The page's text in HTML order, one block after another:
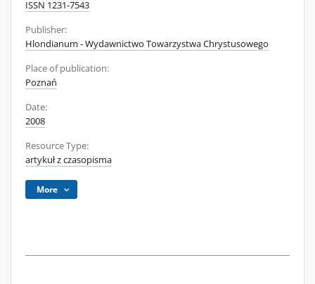
ISSN 1231-7543
Publisher:
Hlondianum - Wydawnictwo Towarzystwa Chrystusowego
Place of publication:
Poznań
Date:
2008
Resource Type:
artykuł z czasopisma
More